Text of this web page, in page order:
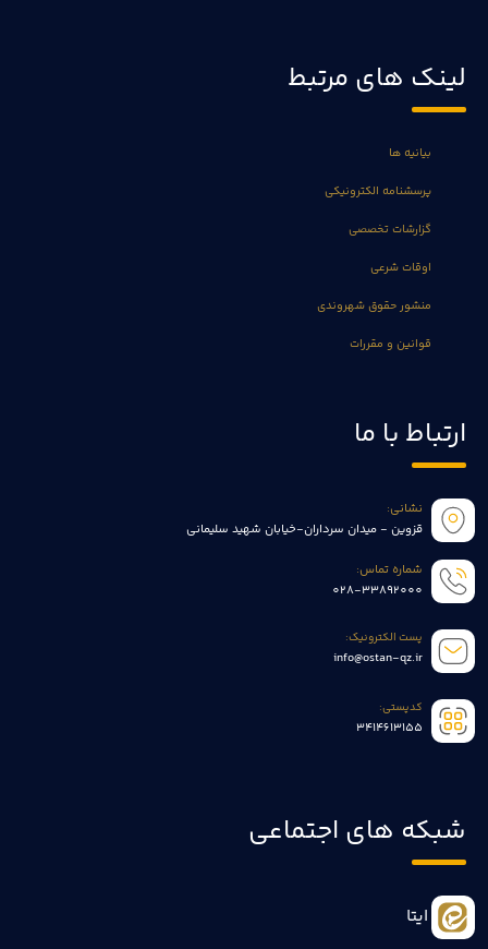
لینک های مرتبط
بیانیه ها
پرسشنامه الکترونیکی
گزارشات تخصصی
اوقات شرعی
منشور حقوق شهروندی
قوانین و مقررات
ارتباط با ما
نشانی:
قزوین - میدان سرداران-خیابان شهید سلیمانی
شماره تماس:
028-33892000
پست الکترونیک:
info@ostan-qz.ir
کدپستی:
3414613155
شبکه های اجتماعی
ایتا